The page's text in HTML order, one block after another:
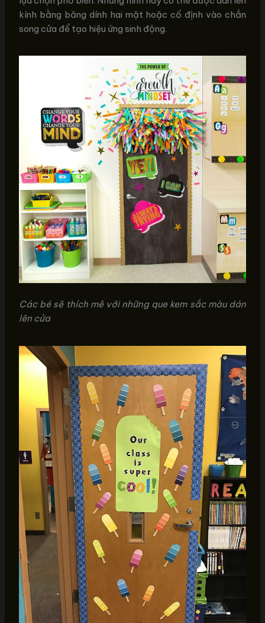
kính bằng băng dính hai mặt hoặc cố định vào chắn
song cửa để tạo hiệu ứng sinh động.
Các bé sẽ thích mê với những que kem sắc màu dán
lên cửa